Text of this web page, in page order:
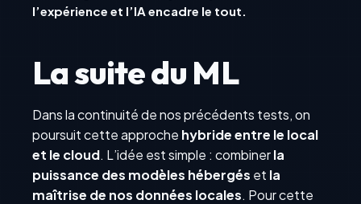
l’expérience et l’IA encadre le tout.
La suite du ML
Dans la continuité de nos précédents tests, on
poursuit cette approche hybride entre le local
et le cloud. L’idée est simple : combinerla
puissance des modèles hébergés et la
maîtrise de nos données locales. Pour cette